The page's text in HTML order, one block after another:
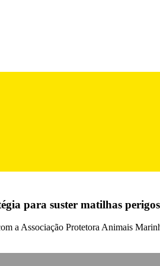
para suster matilhas
a Associação Protetora Animais